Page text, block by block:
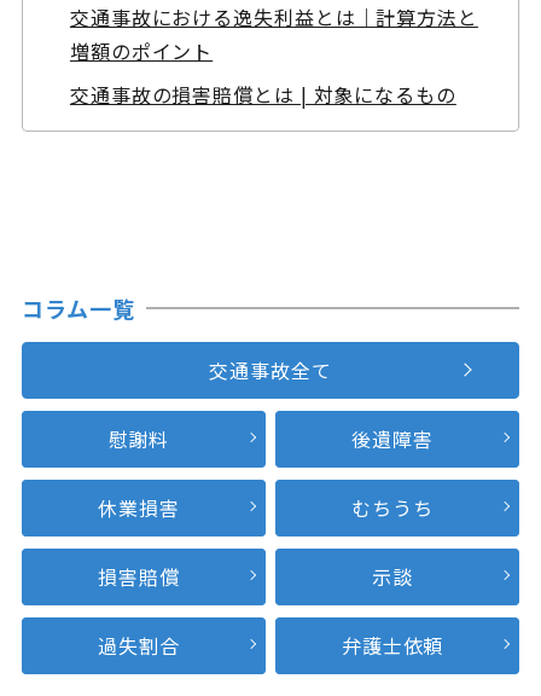
交通事故における逸失利益とは｜計算方法と
増額のポイント
交通事故の損害賠償とは | 対象になるもの
コラム一覧
交通事故全て
慰謝料 後遺障害
休業損害 むちうち
損害賠償 示談
過失割合 弁護士依頼